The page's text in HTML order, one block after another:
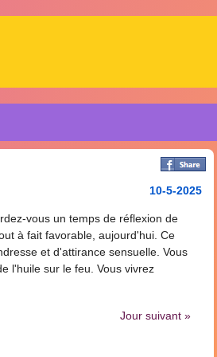
10-5-2025
vous un temps de réflexion de
à fait favorable, aujourd'hui. Ce
et d'attirance sensuelle. Vous
l'huile sur le feu. Vous vivrez
Jour suivant »